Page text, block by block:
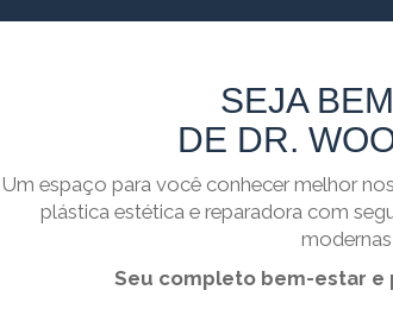
SEJA
DE DR.
Um espaço para você conhecer melhor
plástica estética e reparadora com
Seu completo bem-estar e